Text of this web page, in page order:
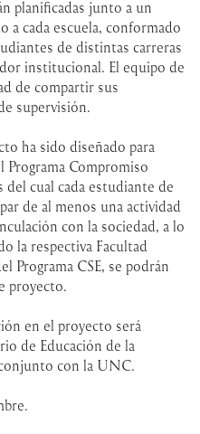
planificadas junto a un
a cada escuela, conformado
de distintas carreras
institucional. El equipo de
de compartir sus
supervisión.
ha sido diseñado para
Compromiso
del cual cada estudiante de
de al menos una actividad
con la sociedad, a lo
la respectiva Facultad
Programa CSE, se podrán
proyecto.
en el proyecto será
de Educación de la
con la UNC.